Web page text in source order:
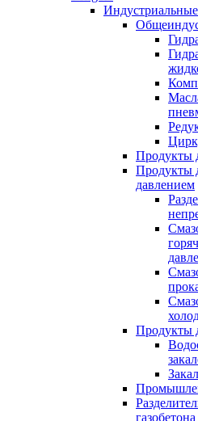
Продукты
Продукты
давлением
Продукты
газобетона